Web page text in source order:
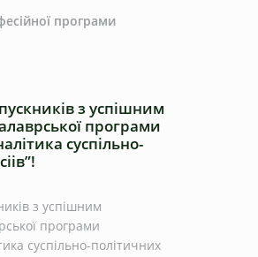
програми
з успішним
програми
суспільно-
з успішним
програми
суспільно-політичних